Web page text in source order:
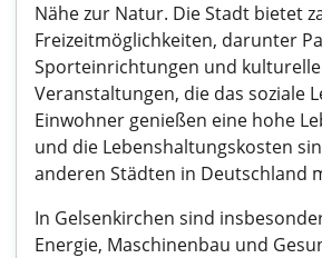
Nähe zur Natur. Die Stadt bietet
Freizeitmöglichkeiten, darunter
Sporteinrichtungen und kulturelle
Veranstaltungen, die das soziale
Einwohner genießen eine hohe
und die Lebenshaltungskosten
anderen Städten in Deutschland
In Gelsenkirchen sind
Energie, Maschinenbau und